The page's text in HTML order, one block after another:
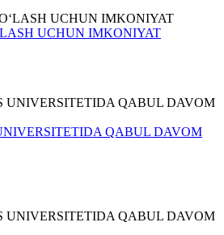
UCHUN IMKONIYAT
QABUL DAVOM